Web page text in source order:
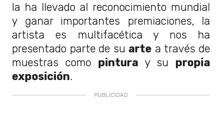
la ha llevado al reconocimiento mundial
y ganar importantes premiaciones, la
artista es multifacética y nos ha
presentado parte de su arte a través de
muestras como pintura y su propia
exposición.